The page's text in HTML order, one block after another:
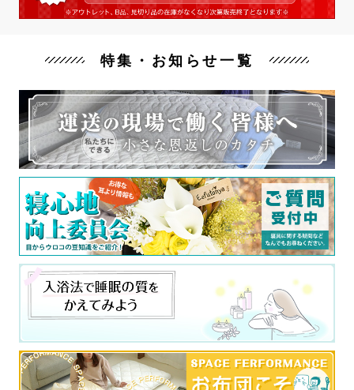
特集・お知らせ一覧